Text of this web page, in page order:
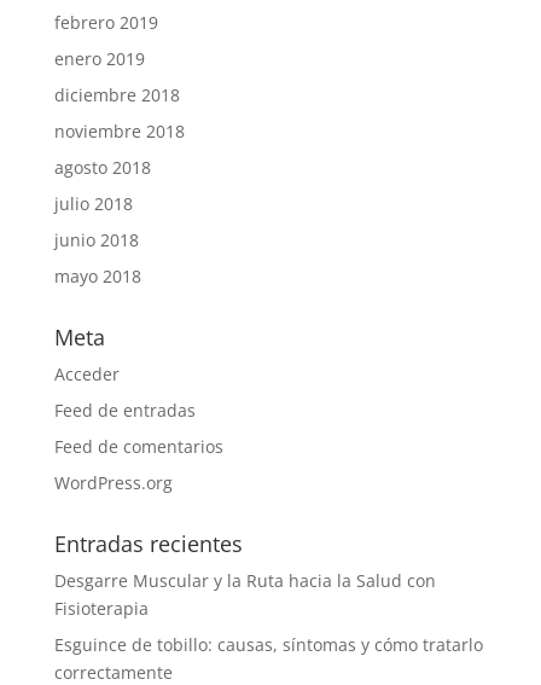
febrero 2019
enero 2019
diciembre 2018
noviembre 2018
agosto 2018
julio 2018
junio 2018
mayo 2018
Meta
Acceder
Feed de entradas
Feed de comentarios
WordPress.org
Entradas recientes
Desgarre Muscular y la Ruta hacia la Salud con
Fisioterapia
Esguince de tobillo: causas, síntomas y cómo tratarlo
correctamente